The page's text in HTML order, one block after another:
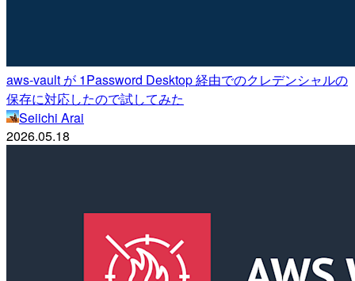
aws-vault が 1Password Desktop 経由でのクレデンシャルの
保存に対応したので試してみた
Seiichi Arai
2026.05.18